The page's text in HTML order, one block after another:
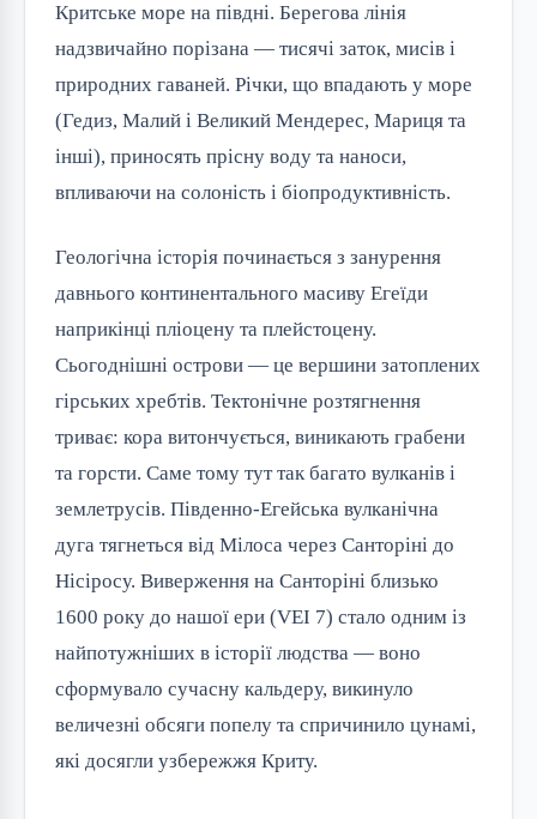
Критське море на півдні. Берегова лінія
надзвичайно порізана — тисячі заток, мисів і
природних гаваней. Річки, що впадають у море
(Гедиз, Малий і Великий Мендерес, Мариця та
інші), приносять прісну воду та наноси,
впливаючи на солоність і біопродуктивність.
Геологічна історія починається з занурення
давнього континентального масиву Егеїди
наприкінці пліоцену та плейстоцену.
Сьогоднішні острови — це вершини затоплених
гірських хребтів. Тектонічне розтягнення
триває: кора витончується, виникають грабени
та горсти. Саме тому тут так багато вулканів і
землетрусів. Південно-Егейська вулканічна
дуга тягнеться від Мілоса через Санторіні до
Нісіросу. Виверження на Санторіні близько
1600 року до нашої ери (VEI 7) стало одним із
найпотужніших в історії людства — воно
сформувало сучасну кальдеру, викинуло
величезні обсяги попелу та спричинило цунамі,
які досягли узбережжя Криту.